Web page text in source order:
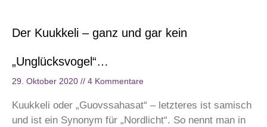
Der Kuukkeli – ganz und gar kein
„Unglücksvogel“…
29. Oktober 2020 4 Kommentare
Kuukkeli oder „Guovssahasat“ – letzteres ist samisch
und ist ein Synonym für „Nordlicht“. So nennt man in